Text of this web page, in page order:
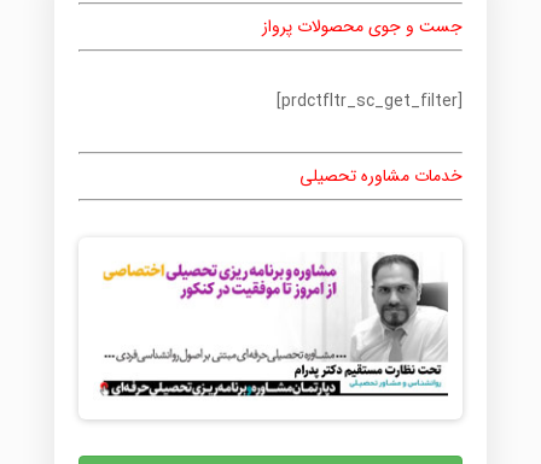
جست و جوی محصولات پرواز
[prdctfltr_sc_get_filter]
خدمات مشاوره تحصیلی